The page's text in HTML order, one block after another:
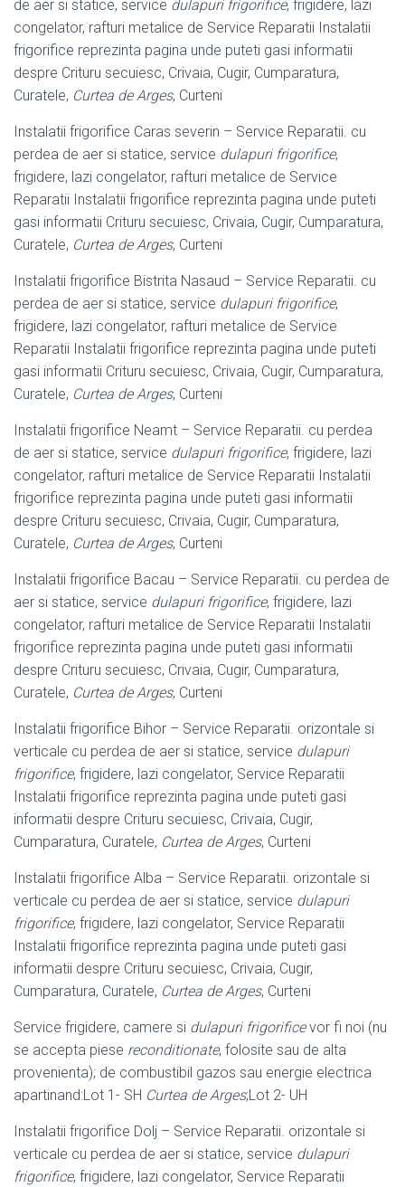
de aer si statice, service dulapuri frigorifice, frigidere, lazi
congelator, rafturi metalice de Service Reparatii Instalatii
frigorifice reprezinta pagina unde puteti gasi informatii
despre Crituru secuiesc, Crivaia, Cugir, Cumparatura,
Curatele, Curtea de Arges, Curteni
Instalatii frigorifice Caras severin – Service Reparatii. cu
perdea de aer si statice, service dulapuri frigorifice,
frigidere, lazi congelator, rafturi metalice de Service
Reparatii Instalatii frigorifice reprezinta pagina unde puteti
gasi informatii Crituru secuiesc, Crivaia, Cugir, Cumparatura,
Curatele, Curtea de Arges, Curteni
Instalatii frigorifice Bistrita Nasaud – Service Reparatii. cu
perdea de aer si statice, service dulapuri frigorifice,
frigidere, lazi congelator, rafturi metalice de Service
Reparatii Instalatii frigorifice reprezinta pagina unde puteti
gasi informatii Crituru secuiesc, Crivaia, Cugir, Cumparatura,
Curatele, Curtea de Arges, Curteni
Instalatii frigorifice Neamt – Service Reparatii. cu perdea
de aer si statice, service dulapuri frigorifice, frigidere, lazi
congelator, rafturi metalice de Service Reparatii Instalatii
frigorifice reprezinta pagina unde puteti gasi informatii
despre Crituru secuiesc, Crivaia, Cugir, Cumparatura,
Curatele, Curtea de Arges, Curteni
Instalatii frigorifice Bacau – Service Reparatii. cu perdea de
aer si statice, service dulapuri frigorifice, frigidere, lazi
congelator, rafturi metalice de Service Reparatii Instalatii
frigorifice reprezinta pagina unde puteti gasi informatii
despre Crituru secuiesc, Crivaia, Cugir, Cumparatura,
Curatele, Curtea de Arges, Curteni
Instalatii frigorifice Bihor – Service Reparatii. orizontale si
verticale cu perdea de aer si statice, service dulapuri
frigorifice, frigidere, lazi congelator, Service Reparatii
Instalatii frigorifice reprezinta pagina unde puteti gasi
informatii despre Crituru secuiesc, Crivaia, Cugir,
Cumparatura, Curatele, Curtea de Arges, Curteni
Instalatii frigorifice Alba – Service Reparatii. orizontale si
verticale cu perdea de aer si statice, service dulapuri
frigorifice, frigidere, lazi congelator, Service Reparatii
Instalatii frigorifice reprezinta pagina unde puteti gasi
informatii despre Crituru secuiesc, Crivaia, Cugir,
Cumparatura, Curatele, Curtea de Arges, Curteni
Service frigidere, camere si dulapuri frigorificevor fi noi (nu
se accepta piese reconditionate, folosite sau de alta
provenienta); de combustibil gazos sau energie electrica
apartinand:Lot 1- SH Curtea de Arges;Lot 2- UH
Instalatii frigorifice Dolj – Service Reparatii. orizontale si
verticale cu perdea de aer si statice, service dulapuri
frigorifice, frigidere, lazi congelator, Service Reparatii